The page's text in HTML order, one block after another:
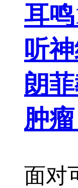
耳
听
朗
肿
面对